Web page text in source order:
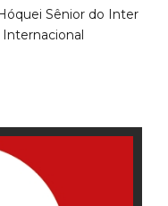
Sênior do Inter
Internacional